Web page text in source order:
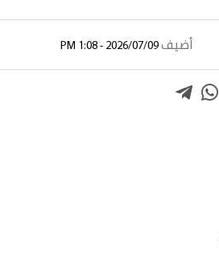
أضيف 2026/07/09 - 1:08 PM